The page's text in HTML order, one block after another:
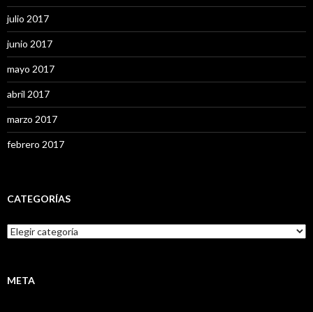
julio 2017
junio 2017
mayo 2017
abril 2017
marzo 2017
febrero 2017
CATEGORÍAS
C
a
g
META